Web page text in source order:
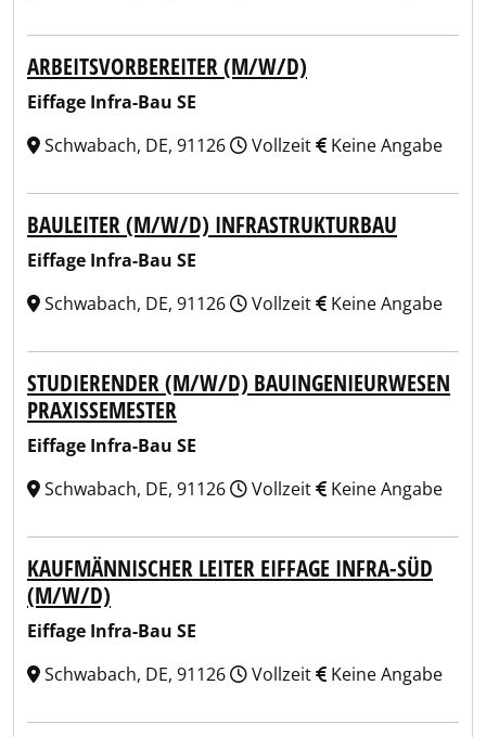
ARBEITSVORBEREITER (M/W/D)
Eiffage Infra-Bau SE
Schwabach, DE, 91126
Vollzeit Keine Angabe
BAULEITER (M/W/D) INFRASTRUKTURBAU
Eiffage Infra-Bau SE
Schwabach, DE, 91126
Vollzeit Keine Angabe
STUDIERENDER (M/W/D) BAUINGENIEURWESEN
PRAXISSEMESTER
Eiffage Infra-Bau SE
Schwabach, DE, 91126
Vollzeit Keine Angabe
KAUFMÄNNISCHER LEITER EIFFAGE INFRA-SÜD
(M/W/D)
Eiffage Infra-Bau SE
Schwabach, DE, 91126
Vollzeit Keine Angabe